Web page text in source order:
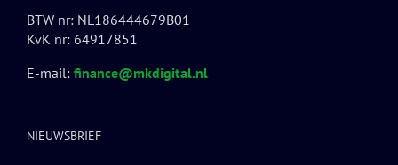
BTW nr: NL186444679B01
KvK nr: 64917851
E-mail: finance@mkdigital.nl
NIEUWSBRIEF